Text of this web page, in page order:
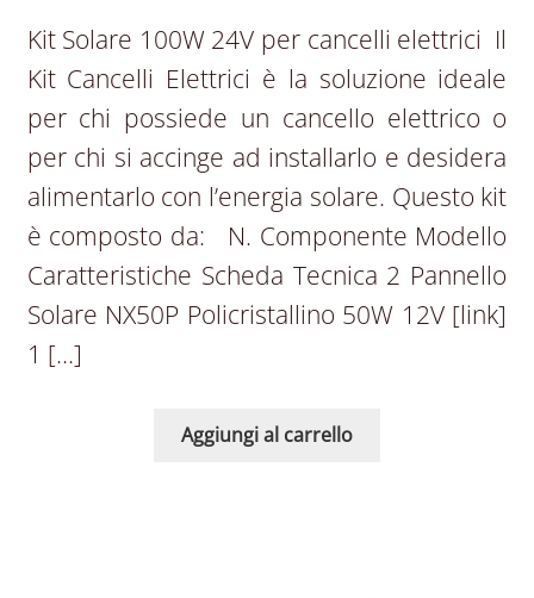
Kit Solare 100W 24V per cancelli elettrici Il
Kit Cancelli Elettrici è la soluzione ideale
per chi possiede un cancello elettrico o
per chi si accinge ad installarlo e desidera
alimentarlo con l’energia solare. Questo kit
è composto da: N. Componente Modello
Caratteristiche Scheda Tecnica 2 Pannello
Solare NX50P Policristallino 50W 12V [link]
1 […]
Aggiungi al carrello